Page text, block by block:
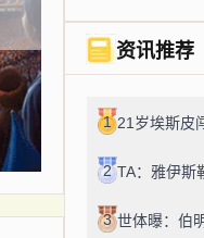
资讯推荐
1
2
3